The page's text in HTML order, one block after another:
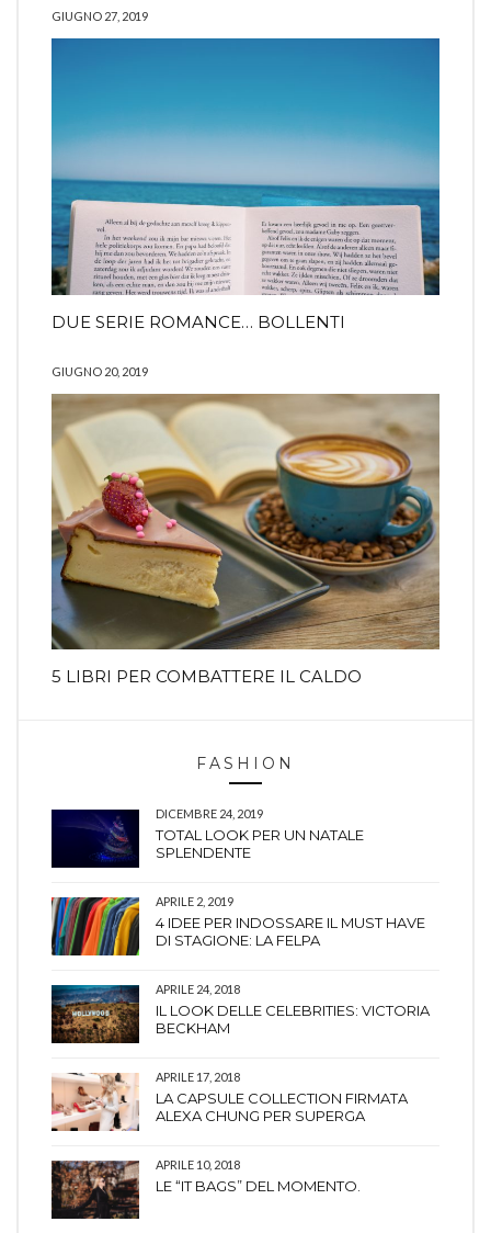
GIUGNO 27, 2019
DUE SERIE ROMANCE… BOLLENTI
GIUGNO 20, 2019
5 LIBRI PER COMBATTERE IL CALDO
FASHION
DICEMBRE 24, 2019
TOTAL LOOK PER UN NATALE
SPLENDENTE
APRILE 2, 2019
4 IDEE PER INDOSSARE IL MUST HAVE
DI STAGIONE: LA FELPA
APRILE 24, 2018
IL LOOK DELLE CELEBRITIES: VICTORIA
BECKHAM
APRILE 17, 2018
LA CAPSULE COLLECTION FIRMATA
ALEXA CHUNG PER SUPERGA
APRILE 10, 2018
LE “IT BAGS” DEL MOMENTO.